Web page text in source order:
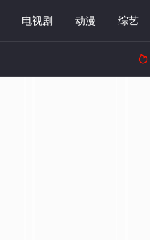
电视剧 动漫 综艺
